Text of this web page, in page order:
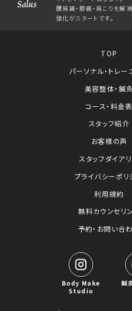
腰肩痛・膝痛・肩こりを解
強化がスタートです。
TOP
パーソナル・トレー
美容整体・鍼
コース・料金表
スタッフ紹介
お客様の声
スタッフダイア
プライバシーポリ
利用規約
無料カウンセリ
予約・お問い合
Body Make
Studio
鍼